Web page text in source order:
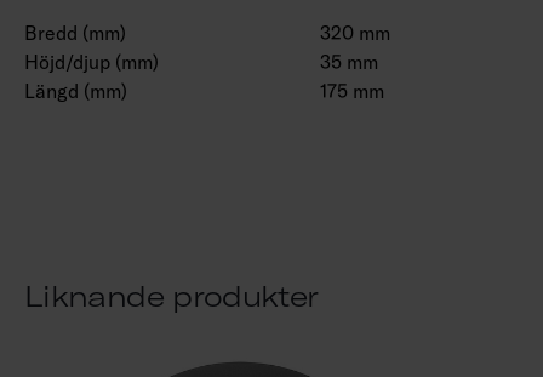
Bredd (mm)
320 mm
Höjd/djup (mm)
35 mm
Längd (mm)
175 mm
Liknande produkter